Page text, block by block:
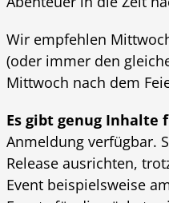
Wir empfehlen
(oder immer den
Mittwoch nach dem
Es gibt genug Inhalte
Anmeldung verfügbar.
Release ausrichten,
Event beispielsweise